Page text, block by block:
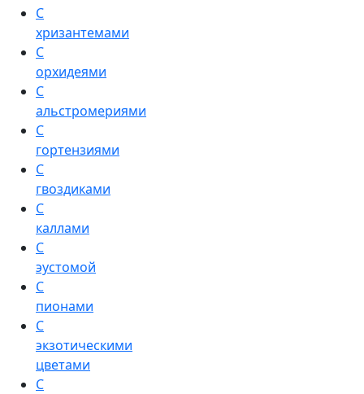
С
хризантемами
С
орхидеями
С
альстромериями
С
гортензиями
С
гвоздиками
С
каллами
С
эустомой
С
пионами
С
экзотическими
цветами
С